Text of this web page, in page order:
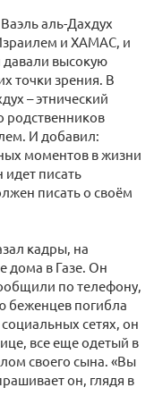
аль-Дахдух
и ХАМАС, и
давали высокую
точки зрения. В
– этнический
родственников
И добавил:
моментов в жизни
идет писать
писать о своём
кадры, на
дома в Газе. Он
по телефону,
беженцев погибла
сетях, он
все еще одетый в
своего сына. «Вы
он, глядя в